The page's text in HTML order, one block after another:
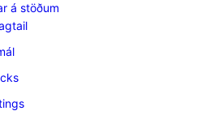
á stöðum